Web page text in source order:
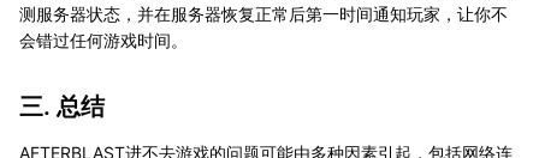
测服务器状态，并在服务器恢复正常后第一时间通知玩家，让你不
会错过任何游戏时间。
三. 总结
AFTERBLAST进不去游戏的问题可能由多种因素引起，包括网络连